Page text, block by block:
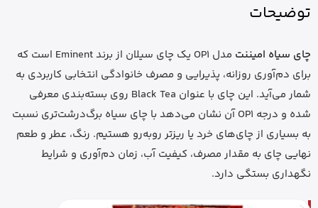
توضیحات
چای سیاه امیننت
مدل OP1 یک چای سیلان از برند Eminent است که
برای دم‌آوری روزانه، پذیرایی و مصرف خانوادگی انتخابی کاربردی به
شمار می‌آید. این چای با عنوان Black Tea روی بسته‌بندی معرفی
شده و درجه OP1 آن نشان می‌دهد با چای سیاه برگ‌درشت‌تری نسبت
به بسیاری از چای‌های خرد یا ریزتر روبه‌رو هستیم. رنگ، عطر و طعم
نهایی چای به مقدار مصرف، کیفیت آب، زمان دم‌آوری و شرایط
نگهداری بستگی دارد.